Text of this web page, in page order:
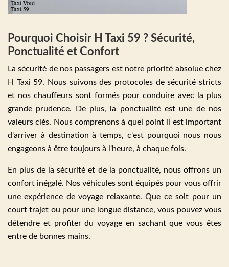
Pourquoi Choisir H Taxi 59 ? Sécurité,
Ponctualité et Confort
La sécurité de nos passagers est notre priorité absolue chez
H Taxi 59. Nous suivons des protocoles de sécurité stricts
et nos chauffeurs sont formés pour conduire avec la plus
grande prudence. De plus, la ponctualité est une de nos
valeurs clés. Nous comprenons à quel point il est important
d'arriver à destination à temps, c'est pourquoi nous nous
engageons à être toujours à l'heure, à chaque fois.
En plus de la sécurité et de la ponctualité, nous offrons un
confort inégalé. Nos véhicules sont équipés pour vous offrir
une expérience de voyage relaxante. Que ce soit pour un
court trajet ou pour une longue distance, vous pouvez vous
détendre et profiter du voyage en sachant que vous êtes
entre de bonnes mains.